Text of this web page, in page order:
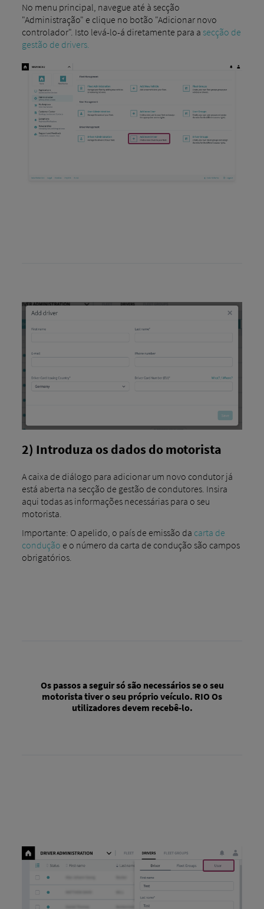
No menu principal, navegue até à secção
"Administração" e clique no botão "Adicionar novo
controlador". Isto levá-lo-á diretamente para a secção de
gestão de drivers.
2) Introduza os dados do motorista
A caixa de diálogo para adicionar um novo condutor já
está aberta na secção de gestão de condutores. Insira
aqui todas as informações necessárias para o seu
motorista.
Importante: O apelido, o país de emissão da carta de
condução e o número da carta de condução são campos
obrigatórios.
Os passos a seguir só são necessários se o seu
motorista tiver o seu próprio veículo. RIO Os
utilizadores devem recebê-lo.